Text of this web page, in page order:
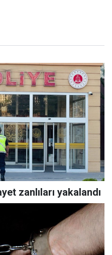
zanlıları yakalandı